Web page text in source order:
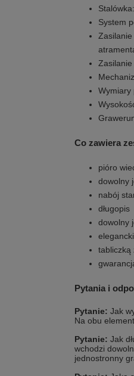
System
Zasilanie
Wymiary
Co zawiera
pióro
dowolny
nabój
długopis
dowolny
tabliczką
Pytania i
Pytanie: Jak
Na obu
Pytanie: Jak
wchodzi
jednostronny